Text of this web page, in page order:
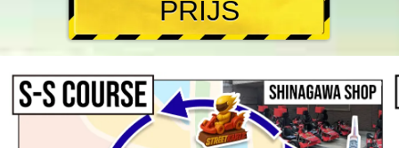
PRIJS